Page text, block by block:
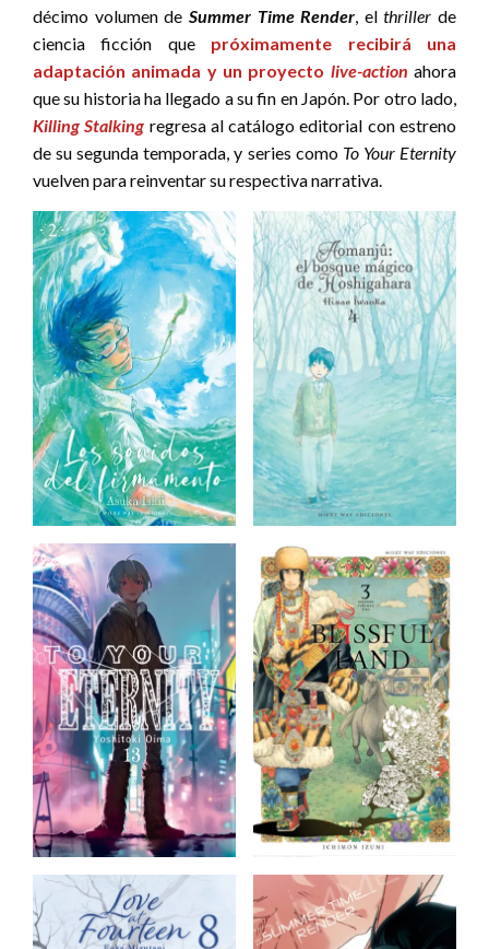
décimo volumen de Summer Time Render, elthriller de
ciencia ficción que próximamente recibirá una
adaptación animada y un proyecto live-action ahora
que su historia ha llegado a su fin en Japón. Por otro lado,
Killing Stalking regresa al catálogo editorial con estreno
de su segunda temporada, y series como To Your Eternity
vuelven para reinventar su respectiva narrativa.